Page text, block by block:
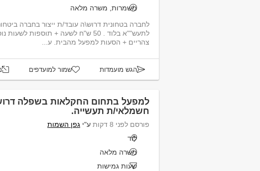
משמרות, משרה מלאה
לחברה בטחונית דרוש\ה עובד/ת ייצור בחברה
לתעש""א בלוד . 50 ש"ח לשעה + תוספות
צהריים + הסעות למפעל מהבית. ע...
הגש מועמדות שמור למועדפים
למפעל בתחום החקלאות בשפלה
חשמלאי/ת תעשייה.
פורסם לפני 8 דקות ע"י גפן השמות
לוד
משרה מלאה
שעות גמישות